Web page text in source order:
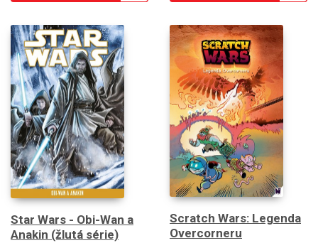
Star Wars - Obi-Wan a
Anakin (žlutá série)
Scratch Wars: Legenda
Overcorneru